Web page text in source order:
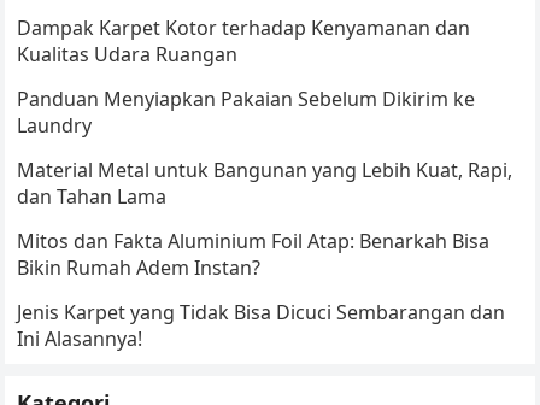
Dampak Karpet Kotor terhadap Kenyamanan dan
Kualitas Udara Ruangan
Panduan Menyiapkan Pakaian Sebelum Dikirim ke
Laundry
Material Metal untuk Bangunan yang Lebih Kuat, Rapi,
dan Tahan Lama
Mitos dan Fakta Aluminium Foil Atap: Benarkah Bisa
Bikin Rumah Adem Instan?
Jenis Karpet yang Tidak Bisa Dicuci Sembarangan dan
Ini Alasannya!